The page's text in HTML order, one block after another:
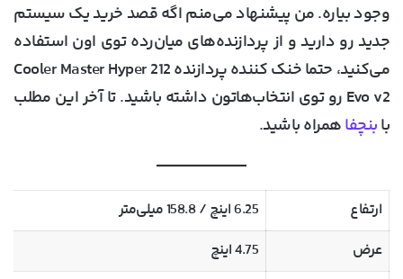
وجود بیاره. من پیشنهاد می‌منم اگه قصد خرید یک سیستم
جدید رو دارید و از پردازنده‌های میان‌رده توی اون استفاده
می‌کنید، حتما خنک کننده پردازنده Cooler Master Hyper 212
Evo v2 رو توی انتخاب‌هاتون داشته باشید. تا آخر این مطلب
بابنچفاهمراه باشید.
ارتفاع
6.25 اینچ / 158.8 میلی‌متر
عرض
4.75 اینچ